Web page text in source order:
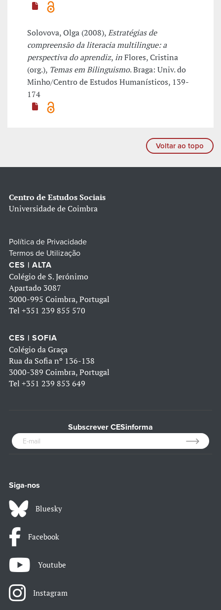
Solovova, Olga (2008),Estratégias de
compreensão da literacia multilingue: a
perspectiva do aprendiz,inFlores, Cristina
(org.), Temas em Bilinguismo. Braga: Univ. do
Minho/Centro de Estudos Humanísticos, 139-
174
Voltar ao topo
Centro de Estudos Sociais
Universidade de Coimbra
Política de Privacidade
Termos de Utilização
CES | ALTA
Colégio de S. Jerónimo
Apartado 3087
3000-995 Coimbra, Portugal
Tel +351 239 855 570
CES | SOFIA
Colégio da Graça
Rua da Sofia nº 136-138
3000-389 Coimbra, Portugal
Tel +351 239 853 649
Subscrever CESinforma
Siga-nos
Bluesky
Facebook
Youtube
Instagram